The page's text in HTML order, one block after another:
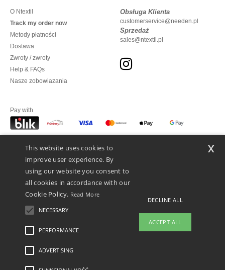
O Ntextil
Track my order now
Metody płatności
Dostawa
Zwroty / zwroty
Help & FAQs
Nasze zobowiazania
Obsługa Klienta
customerservice@needen.pl
Sprzedaż
sales@ntextil.pl
Pay with
We ship with
Legal Mentions-polityka prywatności
Wszelkie prawa zastrzeżone
This website uses cookies to
improve user experience. By
using our website you consent to
all cookies in accordance with our
Cookie Policy. Read More
NECESSARY
PERFORMANCE
ADVERTISING
DECLINE ALL
ACCEPT ALL
x